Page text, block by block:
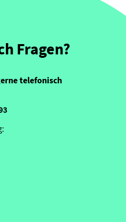
Fragen?
telefonisch